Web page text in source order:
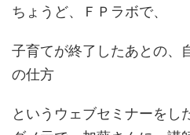
ちょうど、ＦＰラボで、
子育てが終了したあとの、
の仕方
というウェブセミナーをし